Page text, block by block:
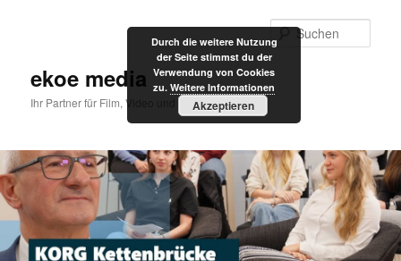
ekoe media
Ihr Partner für Film, Video und Internet
Durch die weitere Nutzung
der Seite stimmst du der
Verwendung von Cookies
zu. Weitere Informationen
Akzeptieren